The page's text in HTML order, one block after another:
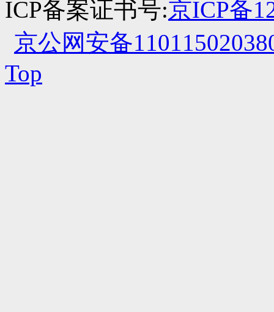
ICP备案证书号:京ICP备
京公网安备
Top